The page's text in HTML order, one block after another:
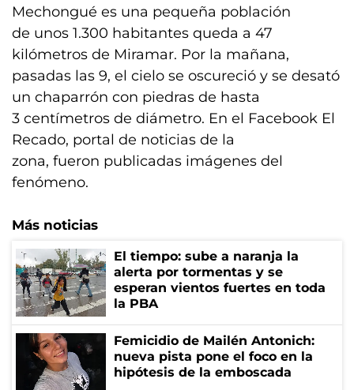
Mechongué es una pequeña población
de unos 1.300 habitantes queda a 47
kilómetros de Miramar. Por la mañana,
pasadas las 9, el cielo se oscureció y se desató
un chaparrón con piedras de hasta
3 centímetros de diámetro. En el Facebook El
Recado, portal de noticias de la
zona, fueron publicadas imágenes del
fenómeno.
Más noticias
El tiempo: sube a naranja la
alerta por tormentas y se
esperan vientos fuertes en toda
la PBA
Femicidio de Mailén Antonich:
nueva pista pone el foco en la
hipótesis de la emboscada